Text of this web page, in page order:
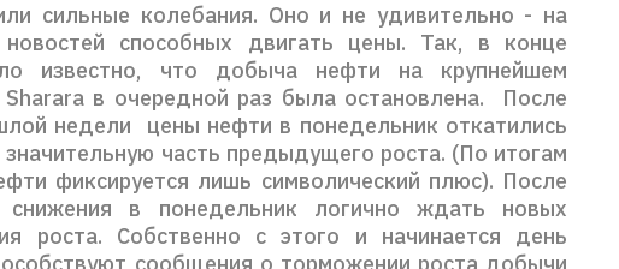
сильные колебания. Оно и не удивительно - на
способных двигать цены. Так, в конце
известно, что добыча нефти на крупнейшем
в очередной раз была остановлена. После
недели цены нефти в понедельник откатились
значительную часть предыдущего роста. (По итогам
фиксируется лишь символический плюс). После
снижения в понедельник логично ждать новых
роста. Собственно с этого и начинается день